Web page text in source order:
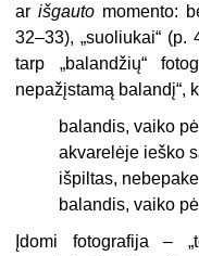
arišgauto momento:
32–33), „suoliukai“ (p.
tarp „balandžių“
nepažįstamą balandį“,
balandis, vaiko
akvarelėje ieško
išpiltas,
balandis, vaiko
Įdomi fotografija –